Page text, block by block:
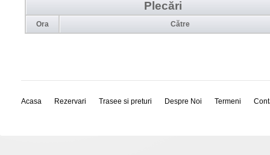
Plecări
Ora Către
Acasa Rezervari Trasee si preturi Despre Noi Termeni